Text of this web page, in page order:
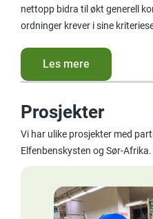
nettopp bidra til økt generell
ordninger krever i sine
Les mere
Prosjekter
Vi har ulike prosjekter med
Elfenbenskysten og Sør-